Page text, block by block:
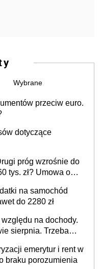
Wybrane
przeciw euro.
dotyczące
próg wzrośnie do
tys. zł? Umowa o
na samochód
do 2280 zł
na dochody.
sierpnia. Trzeba
emerytur i rent w
braku porozumienia